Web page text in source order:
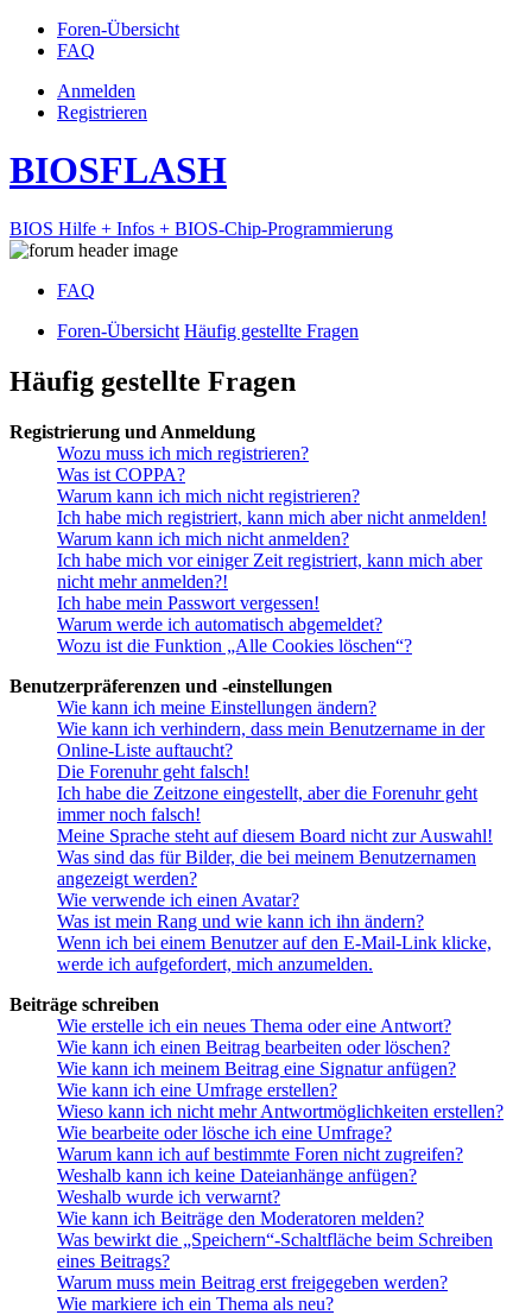
Foren-Übersicht
FAQ
Anmelden
Registrieren
BIOSFLASH
BIOS Hilfe + Infos + BIOS-Chip-Programmierung
FAQ
Foren-Übersicht Häufig gestellte Fragen
Häufig gestellte Fragen
Registrierung und Anmeldung
Wozu muss ich mich registrieren?
Was ist COPPA?
Warum kann ich mich nicht registrieren?
Ich habe mich registriert, kann mich aber nicht anmelden!
Warum kann ich mich nicht anmelden?
Ich habe mich vor einiger Zeit registriert, kann mich aber
nicht mehr anmelden?!
Ich habe mein Passwort vergessen!
Warum werde ich automatisch abgemeldet?
Wozu ist die Funktion „Alle Cookies löschen“?
Benutzerpräferenzen und -einstellungen
Wie kann ich meine Einstellungen ändern?
Wie kann ich verhindern, dass mein Benutzername in der
Online-Liste auftaucht?
Die Forenuhr geht falsch!
Ich habe die Zeitzone eingestellt, aber die Forenuhr geht
immer noch falsch!
Meine Sprache steht auf diesem Board nicht zur Auswahl!
Was sind das für Bilder, die bei meinem Benutzernamen
angezeigt werden?
Wie verwende ich einen Avatar?
Was ist mein Rang und wie kann ich ihn ändern?
Wenn ich bei einem Benutzer auf den E-Mail-Link klicke,
werde ich aufgefordert, mich anzumelden.
Beiträge schreiben
Wie erstelle ich ein neues Thema oder eine Antwort?
Wie kann ich einen Beitrag bearbeiten oder löschen?
Wie kann ich meinem Beitrag eine Signatur anfügen?
Wie kann ich eine Umfrage erstellen?
Wieso kann ich nicht mehr Antwortmöglichkeiten erstellen?
Wie bearbeite oder lösche ich eine Umfrage?
Warum kann ich auf bestimmte Foren nicht zugreifen?
Weshalb kann ich keine Dateianhänge anfügen?
Weshalb wurde ich verwarnt?
Wie kann ich Beiträge den Moderatoren melden?
Was bewirkt die „Speichern“-Schaltfläche beim Schreiben
eines Beitrags?
Warum muss mein Beitrag erst freigegeben werden?
Wie markiere ich ein Thema als neu?